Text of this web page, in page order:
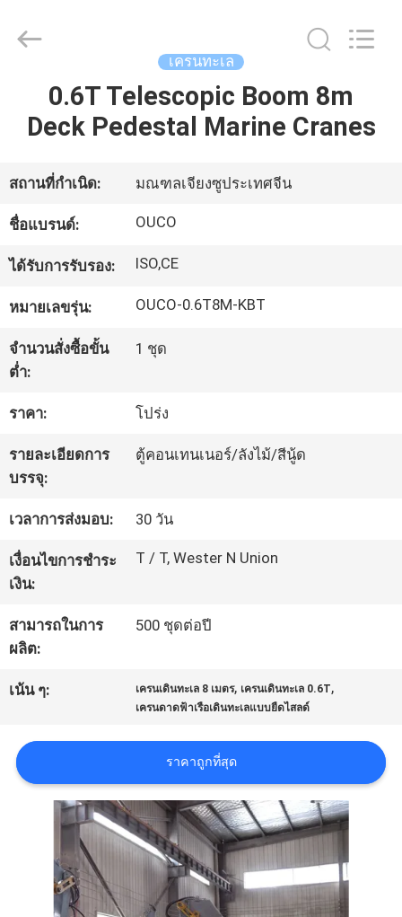
สินค้า
วิดีโอ
รายการ
VR
เกี่ยว
กับ
เรา
ทัวร์
โรงงาน
การ
ควบคุม
คุณภาพ
INTERNATIONAL
GROUP
เครนทะเล
0.6T Telescopic Boom 8m
Deck Pedestal Marine Cranes
สถานที่กำเนิด: มณฑลเจียงซูประเทศจีน
ชื่อแบรนด์: OUCO
ได้รับการรับรอง: ISO,CE
หมายเลขรุ่น: OUCO-0.6T8M-KBT
จำนวนสั่งซื้อขั้น
ต่ำ:
1 ชุด
ราคา: โปร่ง
รายละเอียดการ
บรรจุ:
ตู้คอนเทนเนอร์/ลังไม้/สีนู้ด
เวลาการส่งมอบ: 30 วัน
เงื่อนไขการชำระ
เงิน:
T / T, Wester N Union
สามารถในการ
ผลิต:
500 ชุดต่อปี
เน้น ๆ: เครนเดินทะเล 8 เมตร, เครนเดินทะเล 0.6T,
เครนดาดฟ้าเรือเดินทะเลแบบยืดไสลด์
ราคาถูกที่สุด